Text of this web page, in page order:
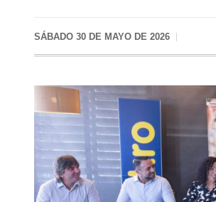
SÁBADO 30 DE MAYO DE 2026